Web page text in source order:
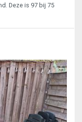
Deze is 97 bij 75